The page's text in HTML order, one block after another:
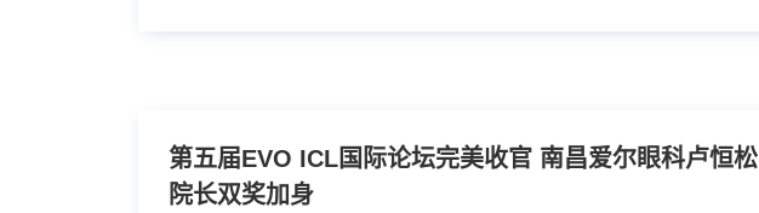
第五届EVO ICL国际论坛完美收官 南昌爱尔眼科卢恒松
院长双奖加身